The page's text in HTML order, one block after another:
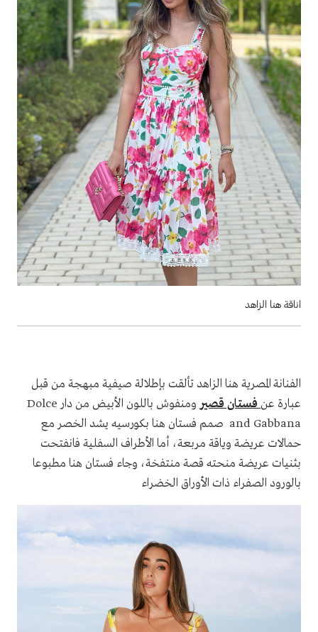
اناقة هنا الزاهد
الفنانة المصرية هنا الزاهد تألقت بإطلالة صيفية مبهجة من قبل
عبارة عن فستان قصير
ومنفوش باللون الأبيض من دار Dolce
and Gabbana صمم فستان هنا بكورسيه يشد الخصر مع
حمالات عريضة وياقة مربعة، أما الأطراف السفلية فانفتحت
بثنيات عريضة منحته قصة منتفخة، وجاء فستان هنا مطبوعا
بالورود الصفراء ذات الأوراق الخضراء